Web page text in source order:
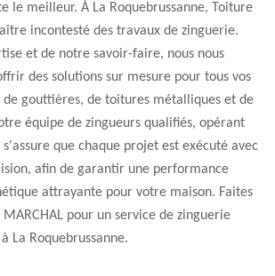
le meilleur. À La Roquebrussanne, Toiture
incontesté des travaux de zinguerie.
et de notre savoir-faire, nous nous
des solutions sur mesure pour tous vos
de gouttières, de toitures métalliques et de
équipe de zingueurs qualifiés, opérant
que chaque projet est exécuté avec
afin de garantir une performance
attrayante pour votre maison. Faites
pour un service de zinguerie
La Roquebrussanne.